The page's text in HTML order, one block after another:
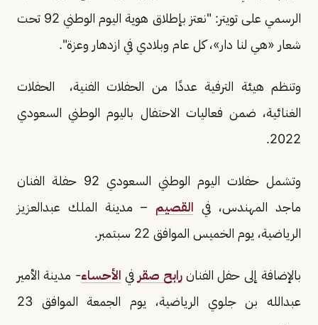
الرسمي على تويتر: "نعتز بإطلاق هوية اليوم الوطني 92 تحت
شعار «هي لنا دار»، كل عام وبلادي في ازدهار وعزة".
وتنظم هيئة الترفية عددًا من الحفلات الفنية، الحفلات
الغنائية، ضمن فعاليات الاحتفال باليوم الوطني السعودي
2022.
وتشمل حفلات اليوم الوطني السعودي 92 حفلة الفنان
ماجد المهندس، في القصيم – مدينة الملك عبدالعزيز
الرياضية، يوم الخميس الموافق 22 سبتمبر.
بالإضافة إلى حفل الفنانرابح صقر في الأحساء- مدينة الأمير
عبدالله بن جلوي الرياضية، يوم الجمعة الموافق 23